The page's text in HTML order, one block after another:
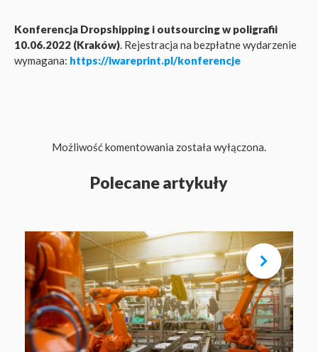
Konferencja Dropshipping i outsourcing w poligrafii
10.06.2022 (Kraków) . Rejestracja na bezpłatne wydarzenie
wymagana: https://iwareprint.pl/konferencje
Możliwość komentowania została wyłączona.
Polecane artykuły